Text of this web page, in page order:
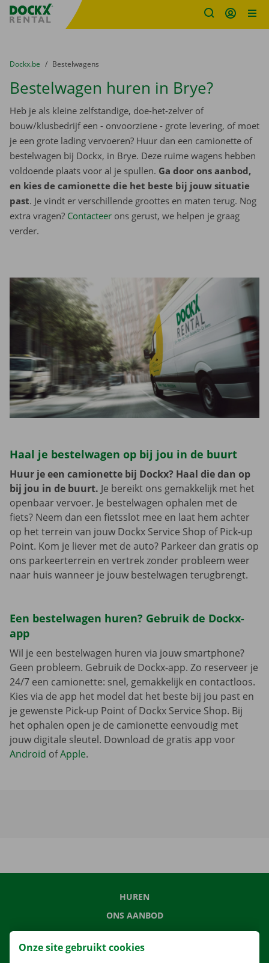
Fratello DEMO
U bevindt zich hier:
van
Dockx.be naar
Bestelwagens
Bestelwagen huren in Brye?
Heb je als kleine zelfstandige, doe-het-zelver of
bouw/klusbedrijf een - onvoorziene - grote levering, of moet
je een grote lading vervoeren? Huur dan een camionette of
bestelwagen bij Dockx, in Brye. Deze ruime wagens hebben
voldoende plaats voor al je spullen. Ga door ons aanbod,
en kies de camionette die het beste bij jouw situatie
past. Je vindt er verschillende groottes en maten terug. Nog
extra vragen? Contacteer ons gerust, we helpen je graag
verder.
Haal je bestelwagen op bij jou in de buurt
Huur je een camionette bij Dockx? Haal die dan op
bij jou in de buurt. Je bereikt ons gemakkelijk met het
openbaar vervoer. Je bestelwagen ophalen met de
fiets? Neem dan een fietsslot mee en laat hem achter
op het terrein van jouw Dockx Service Shop of Pick-up
Point. Kom je liever met de auto? Parkeer dan gratis op
ons parkeerterrein en vertrek zonder probleem weer
naar huis wanneer je jouw bestelwagen terugbrengt.
Een bestelwagen huren? Gebruik de Dockx-
app
Wil je een bestelwagen huren via jouw smartphone?
Geen probleem. Gebruik de Dockx-app. Zo reserveer je
24/7 een camionette: snel, gemakkelijk en contactloos.
Kies via de app het model dat het beste bij jou past en
je gewenste Pick-up Point of Dockx Service Shop. Bij
het ophalen open je de camionette eenvoudig met
jouw digitale sleutel. Download de gratis app voor
Android ofApple.
HUREN
ONS AANBOD
ONZE DIENSTEN
LOCATIES
Onze site gebruikt cookies